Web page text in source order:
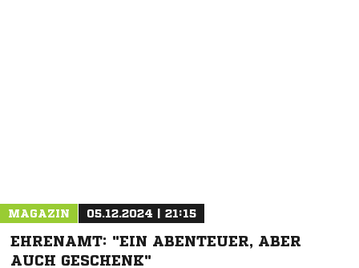
MAGAZIN 05.12.2024 | 21:15
EHRENAMT: "EIN ABENTEUER, ABER
AUCH GESCHENK"